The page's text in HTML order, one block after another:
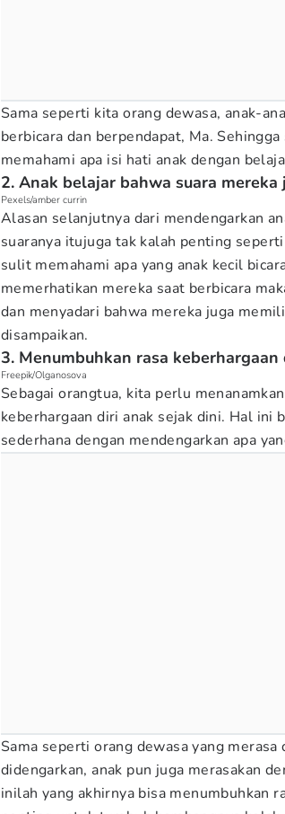
Sama seperti kita orang dewasa, anak-
berbicara dan berpendapat, Ma.
memahami apa isi hati anak dengan
2. Anak belajar bahwa suara
Pexels/amber currin
Alasan selanjutnya dari mendengarkan
suaranya itujuga tak kalah penting
sulit memahami apa yang anak kecil
memerhatikan mereka saat berbicara
dan menyadari bahwa mereka juga
disampaikan.
3. Menumbuhkan rasa keberhargaan
Freepik/Olganosova
Sebagai orangtua, kita perlu
keberhargaan diri anak sejak dini. Hal ini
sederhana dengan mendengarkan apa
Sama seperti orang dewasa yang merasa
didengarkan, anak pun juga merasakan
inilah yang akhirnya bisa menumbuhkan